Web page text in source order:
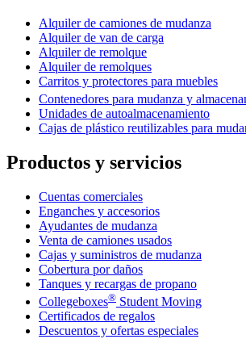
Alquiler de camiones de mudanza
Alquiler de van de carga
Alquiler de remolque
Alquiler de remolques
Carritos y protectores para muebles
Contenedores para mudanza y
Unidades de autoalmacenamiento
Cajas de plástico reutilizables para
Productos y servicios
Cuentas comerciales
Enganches y accesorios
Ayudantes de mudanza
Venta de camiones usados
Cajas y suministros de mudanza
Cobertura por daños
Tanques y recargas de propano
Collegeboxes® Student Moving
Certificados de regalos
Descuentos y ofertas especiales